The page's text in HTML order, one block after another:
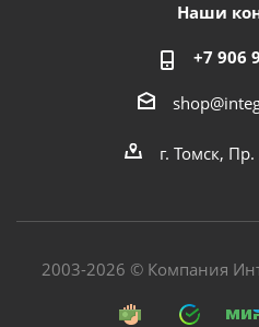
Наши
+7 906
г. Томск,
2003-2026 © Компания